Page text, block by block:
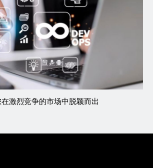
激烈竞争的市场中脱颖而出